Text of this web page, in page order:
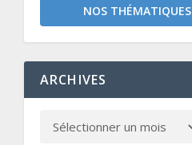
NOS THÉMATIQUES
ARCHIVES